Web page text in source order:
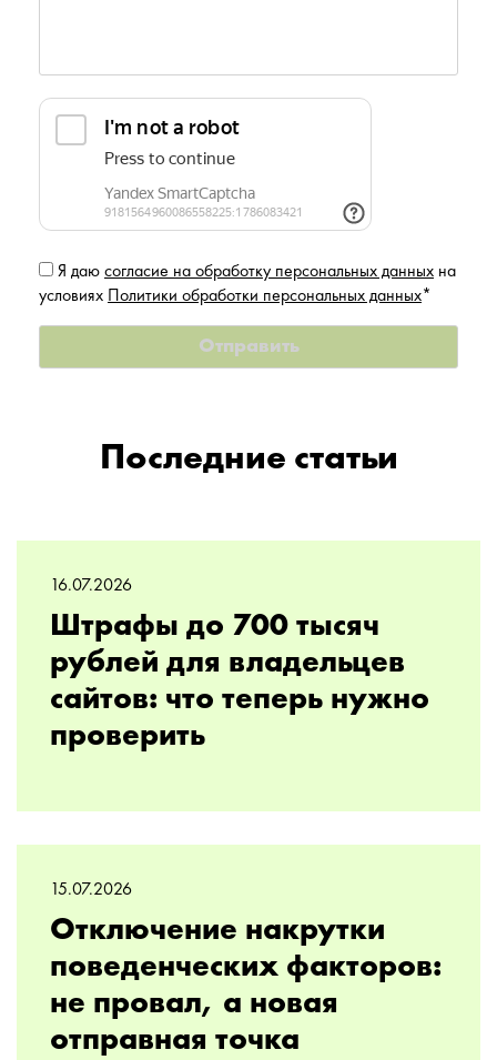
Я даю согласие на обработку персональных данных на
условиях Политики обработки персональных данных*
Последние статьи
16.07.2026
Штрафы до 700 тысяч
рублей для владельцев
сайтов: что теперь нужно
проверить
15.07.2026
Отключение накрутки
поведенческих факторов:
не провал, а новая
отправная точка